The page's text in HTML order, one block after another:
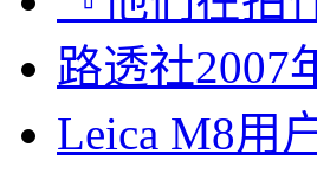
路透社2007
Leica M8用